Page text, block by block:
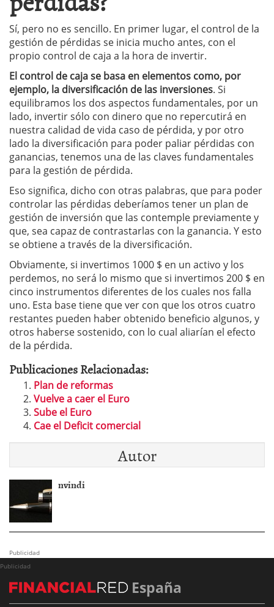
Sí, pero no es sencillo. En primer lugar, el control de la
gestión de pérdidas se inicia mucho antes, con el
propio control de caja a la hora de invertir.
El control de caja se basa en elementos como, por
ejemplo, la diversificación de las inversiones. Si
equilibramos los dos aspectos fundamentales, por un
lado, invertir sólo con dinero que no repercutirá en
nuestra calidad de vida caso de pérdida, y por otro
lado la diversificación para poder paliar pérdidas con
ganancias, tenemos una de las claves fundamentales
para la gestión de pérdida.
Eso significa, dicho con otras palabras, que para poder
controlar las pérdidas deberíamos tener un plan de
gestión de inversión que las contemple previamente y
que, sea capaz de contrastarlas con la ganancia. Y esto
se obtiene a través de la diversificación.
Obviamente, si invertimos 1000 $ en un activo y los
perdemos, no será lo mismo que si invertimos 200 $ en
cinco instrumentos diferentes de los cuales nos falla
uno. Esta base tiene que ver con que los otros cuatro
restantes pueden haber obtenido beneficio algunos, y
otros haberse sostenido, con lo cual aliarían el efecto
de la pérdida.
Publicaciones Relacionadas:
Plan de reformas
Vuelve a caer el Euro
Sube el Euro
Cae el Deficit comercial
Autor
nvindi
Publicidad
Publicidad
España